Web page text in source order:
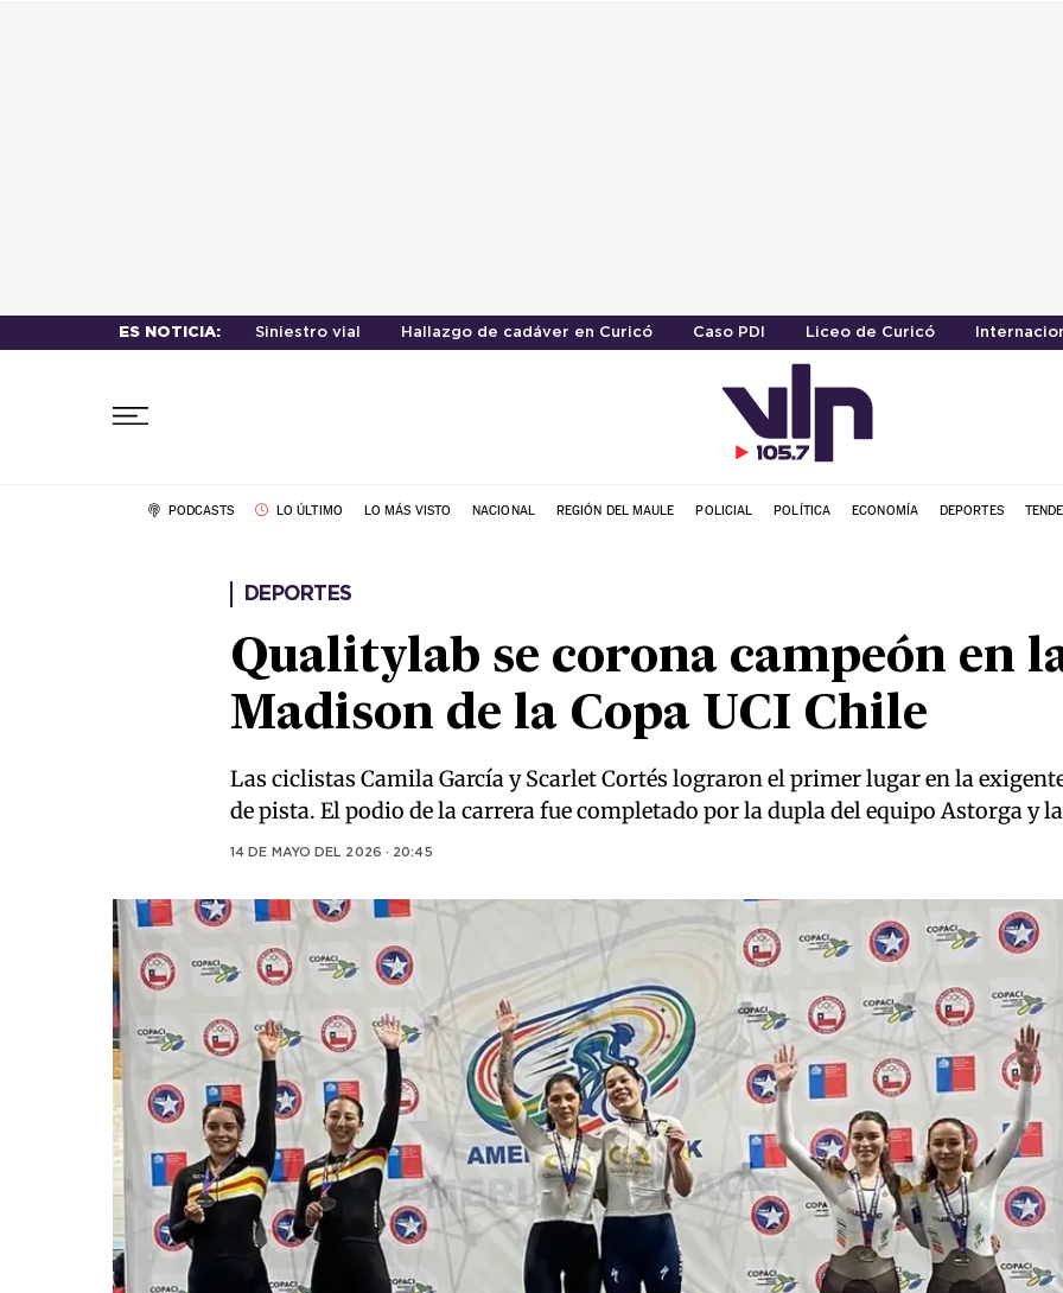
ES NOTICIA: Siniestro vial Hallazgo de cadáver en Curicó Caso PDI Liceo de Curicó
PODCASTS LO ÚLTIMO LO MÁS VISTO NACIONAL REGIÓN DEL MAULE POLICIAL POLÍTICA ECONOMÍA DEPORTES
DEPORTES
Qualitylab se corona campeón en
Madison de la Copa UCI Chile
Las ciclistas Camila García y Scarlet Cortés lograron el primer lugar en la
de pista. El podio de la carrera fue completado por la dupla del equipo Astorga y
14 DE MAYO DEL 2026 · 20:45